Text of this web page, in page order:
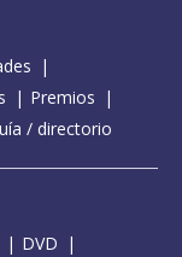
Premios
/ directorio
DVD